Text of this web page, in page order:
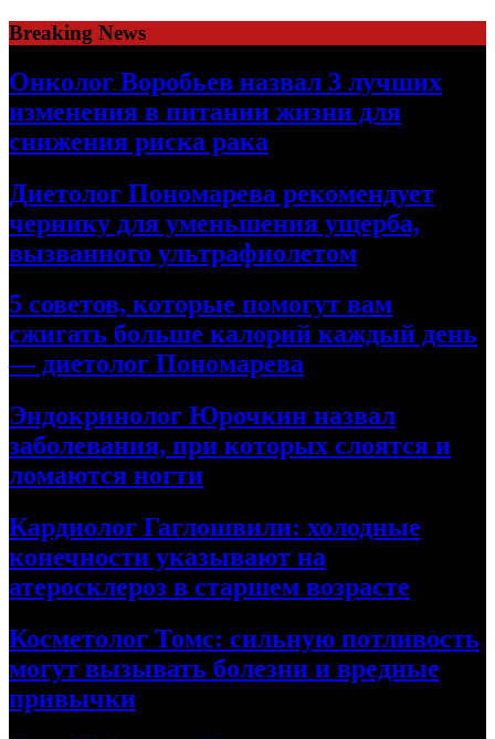
Skip
to
content
Breaking News
Онколог Воробьев назвал 3 лучших
изменения в питании жизни для
снижения риска рака
Диетолог Пономарева рекомендует
чернику для уменьшения ущерба,
вызванного ультрафиолетом
5 советов, которые помогут вам
сжигать больше калорий каждый день
— диетолог Пономарева
Эндокринолог Юрочкин назвал
заболевания, при которых слоятся и
ломаются ногти
Кардиолог Гаглошвили: холодные
конечности указывают на
атеросклероз в старшем возрасте
Косметолог Томс: сильную потливость
могут вызывать болезни и вредные
привычки